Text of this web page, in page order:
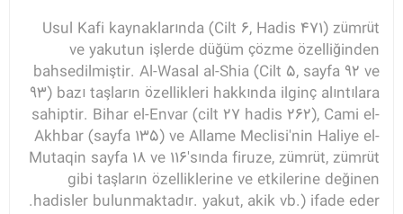
Usul Kafi kaynaklarında (Cilt 6, Hadis 471) zümrüt
ve yakutun işlerde düğüm çözme özelliğinden
bahsedilmiştir. Al-Wasal al-Shia (Cilt 5, sayfa 92 ve
93) bazı taşların özellikleri hakkında ilginç alıntılara
sahiptir. Bihar el-Envar (cilt 27 hadis 262), Cami el-
Akhbar (sayfa 135) ve Allame Meclisi'nin Haliye el-
Mutaqin sayfa 18 ve 116'sında firuze, zümrüt, zümrüt
gibi taşların özelliklerine ve etkilerine değinen
hadisler bulunmaktadır. yakut, akik vb.) ifade eder.